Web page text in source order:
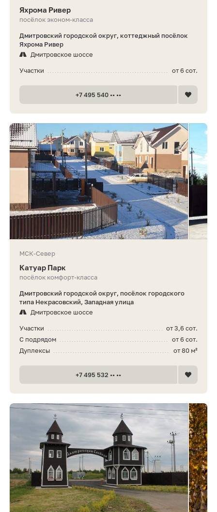
Яхрома Ривер
посёлок эконом-класса
Дмитровский городской округ, коттеджный посёлок
Яхрома Ривер
Дмитровское шоссе
от 6 сот.
Участки
+7 495 540 •• ••
МСК-Север
Катуар Парк
посёлок комфорт-класса
Дмитровский городской округ, посёлок городского
типа Некрасовский, Западная улица
Дмитровское шоссе
от 3,6 сот.
Участки
от 6 сот.
С подрядом
от 80 м²
Дуплексы
+7 495 532 •• ••